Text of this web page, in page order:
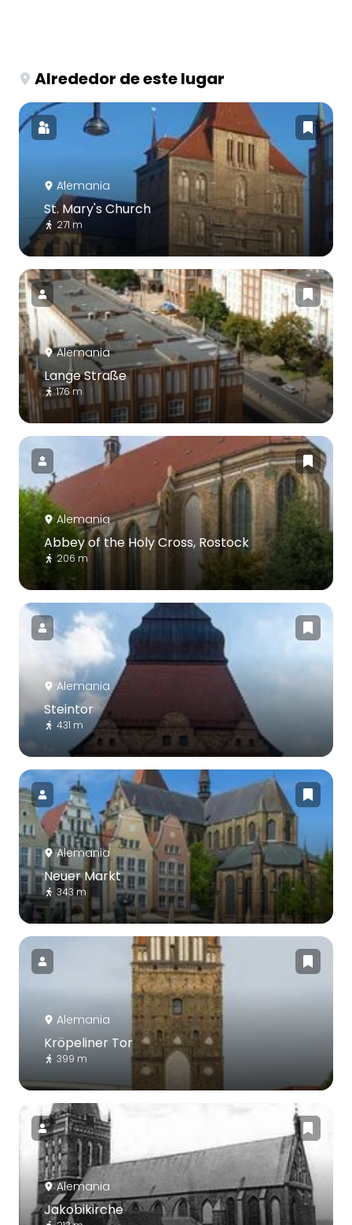
Alrededor de este lugar
Alemania
St. Mary's Church
271 m
Alemania
Lange Straße
176 m
Alemania
Abbey of the Holy Cross, Rostock
206 m
Alemania
Steintor
431 m
Alemania
Neuer Markt
343 m
Alemania
Kröpeliner Tor
399 m
Alemania
Jakobikirche